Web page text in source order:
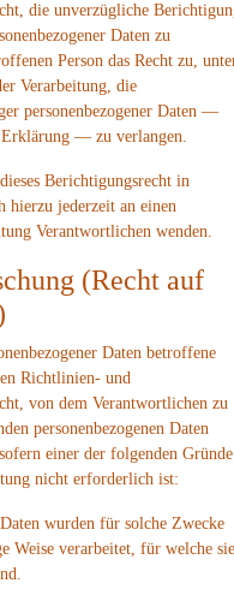
die unverzügliche
Daten zu
Person das Recht zu,
Verarbeitung, die
personenbezogener Daten —
Erklärung — zu verlangen.
Berichtigungsrecht in
hierzu jederzeit an einen
Verantwortlichen wenden.
(Recht auf
Daten betroffene
Richtlinien- und
von dem Verantwortlichen zu
personenbezogenen Daten
einer der folgenden Gründe
nicht erforderlich ist:
wurden für solche Zwecke
Weise verarbeitet, für welche sie